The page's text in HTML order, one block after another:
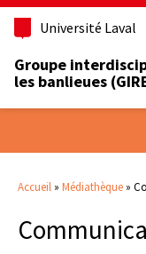
Université Laval
Groupe
les banlieues
Accueil » Médiathèque »